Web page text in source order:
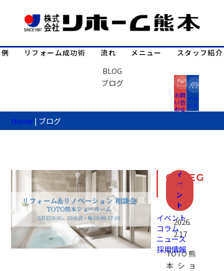
リフォーム成功術 流れ メニュー スタッフ紹介
BLOG
ブログ
Home | ブログ
イ
ベ
ン
ト
2026.
2.17
TOTO熊
本ショ
CATEG
ORY
イベント
コラム
ニュース
採用情報
お問
い合
わせ
イベ
ント